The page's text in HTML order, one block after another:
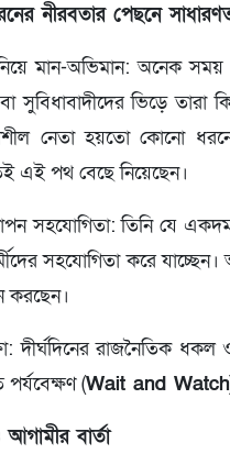
নীরবতার পেছনে
মান-অভিমান: অনেক সময়
সুবিধাবাদীদের ভিড়ে তারা
নেতা হয়তো কোনো
এই পথ বেছে নিয়েছেন।
সহযোগিতা: তিনি যে
সহযোগিতা করে যাচ্ছেন।
করছেন।
দীর্ঘদিনের রাজনৈতিক
পর্যবেক্ষণ (Wait and Watch
বার্তা